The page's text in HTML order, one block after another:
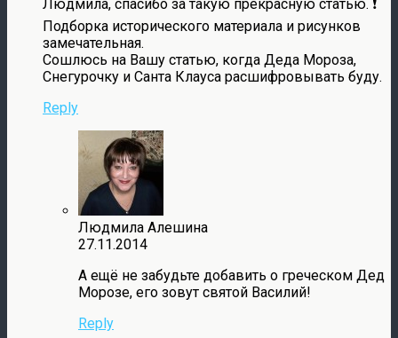
Людмила, спасибо за такую прекрасную статью. ❗
Подборка исторического материала и рисунков
замечательная.
Сошлюсь на Вашу статью, когда Деда Мороза,
Снегурочку и Санта Клауса расшифровывать буду.
Reply
Людмила Алешина
27.11.2014
А ещё не забудьте добавить о греческом Дед
Морозе, его зовут святой Василий!
Reply